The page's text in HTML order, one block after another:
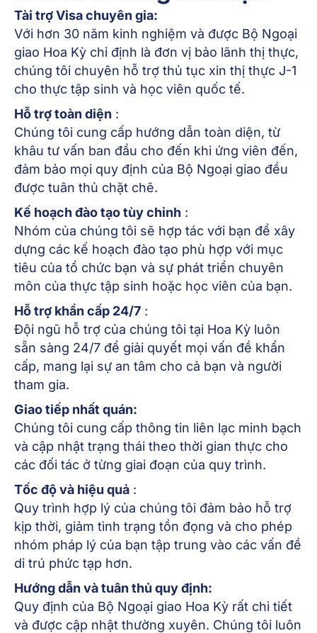
Tài trợ Visa chuyên gia:
Với hơn 30 năm kinh nghiệm và được Bộ Ngoại
giao Hoa Kỳ chỉ định là đơn vị bảo lãnh thị thực,
chúng tôi chuyên hỗ trợ thủ tục xin thị thực J-1
cho thực tập sinh và học viên quốc tế.
Hỗ trợ toàn diện :
Chúng tôi cung cấp hướng dẫn toàn diện, từ
khâu tư vấn ban đầu cho đến khi ứng viên đến,
đảm bảo mọi quy định của Bộ Ngoại giao đều
được tuân thủ chặt chẽ.
Kế hoạch đào tạo tùy chỉnh :
Nhóm của chúng tôi sẽ hợp tác với bạn để xây
dựng các kế hoạch đào tạo phù hợp với mục
tiêu của tổ chức bạn và sự phát triển chuyên
môn của thực tập sinh hoặc học viên của bạn.
Hỗ trợ khẩn cấp 24/7 :
Đội ngũ hỗ trợ của chúng tôi tại Hoa Kỳ luôn
sẵn sàng 24/7 để giải quyết mọi vấn đề khẩn
cấp, mang lại sự an tâm cho cả bạn và người
tham gia.
Giao tiếp nhất quán:
Chúng tôi cung cấp thông tin liên lạc minh bạch
và cập nhật trạng thái theo thời gian thực cho
các đối tác ở từng giai đoạn của quy trình.
Tốc độ và hiệu quả :
Quy trình hợp lý của chúng tôi đảm bảo hỗ trợ
kịp thời, giảm tình trạng tồn đọng và cho phép
nhóm pháp lý của bạn tập trung vào các vấn đề
di trú phức tạp hơn.
Hướng dẫn và tuân thủ quy định:
Quy định của Bộ Ngoại giao Hoa Kỳ rất chi tiết
và được cập nhật thường xuyên. Chúng tôi luôn